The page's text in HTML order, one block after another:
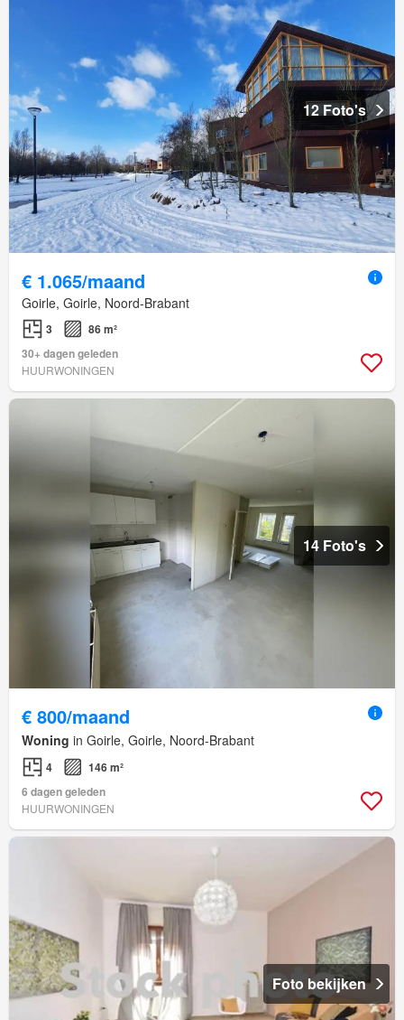
12 Foto's
€ 1.065/maand
Goirle, Goirle, Noord-Brabant
3
86 m²
30+ dagen geleden
HUURWONINGEN
14 Foto's
€ 800/maand
Woning in Goirle, Goirle, Noord-Brabant
4
146 m²
6 dagen geleden
HUURWONINGEN
Foto bekijken